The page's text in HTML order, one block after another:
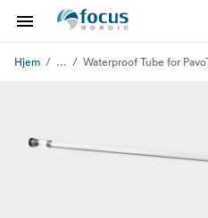
Hjem ... Waterproof Tube for